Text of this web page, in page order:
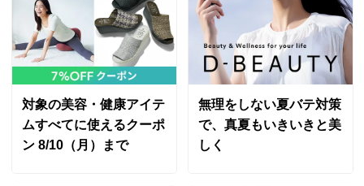
対象の美容・健康アイテ
ムすべてに使えるクーポ
ン 8/10（月）まで
無理をしない夏バテ対策
で、真夏もいきいきと美
しく